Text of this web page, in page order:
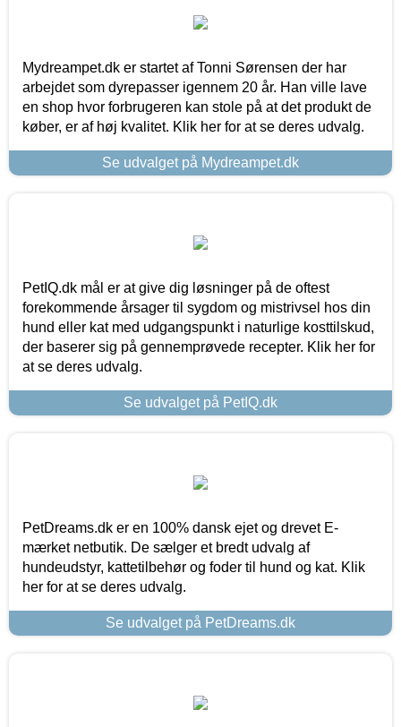
Mydreampet.dk er startet af Tonni Sørensen der har
arbejdet som dyrepasser igennem 20 år. Han ville lave
en shop hvor forbrugeren kan stole på at det produkt de
køber, er af høj kvalitet. Klik her for at se deres udvalg.
Se udvalget på Mydreampet.dk
PetIQ.dk mål er at give dig løsninger på de oftest
forekommende årsager til sygdom og mistrivsel hos din
hund eller kat med udgangspunkt i naturlige kosttilskud,
der baserer sig på gennemprøvede recepter. Klik her for
at se deres udvalg.
Se udvalget på PetIQ.dk
PetDreams.dk er en 100% dansk ejet og drevet E-
mærket netbutik. De sælger et bredt udvalg af
hundeudstyr, kattetilbehør og foder til hund og kat. Klik
her for at se deres udvalg.
Se udvalget på PetDreams.dk